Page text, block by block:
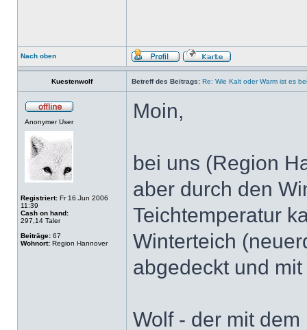
Nach oben
Kuestenwolf Betreff des Beitrags: Re: Wie Kalt oder Warm ist es
Anonymer User
Registriert: Fr 16.Jun 2006
11:39
Cash on hand:
297,14 Taler
Beiträge: 67
Wohnort: Region Hannover
Moin,
bei uns (Region
aber durch den
Teichtemperatur
Winterteich
abgedeckt und
Wolf - der mit dem